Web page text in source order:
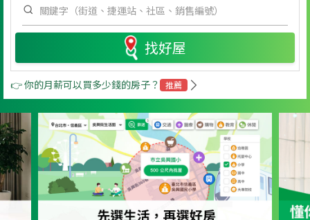
找好屋
👉 你的月薪可以買多少錢的房子？ 推薦